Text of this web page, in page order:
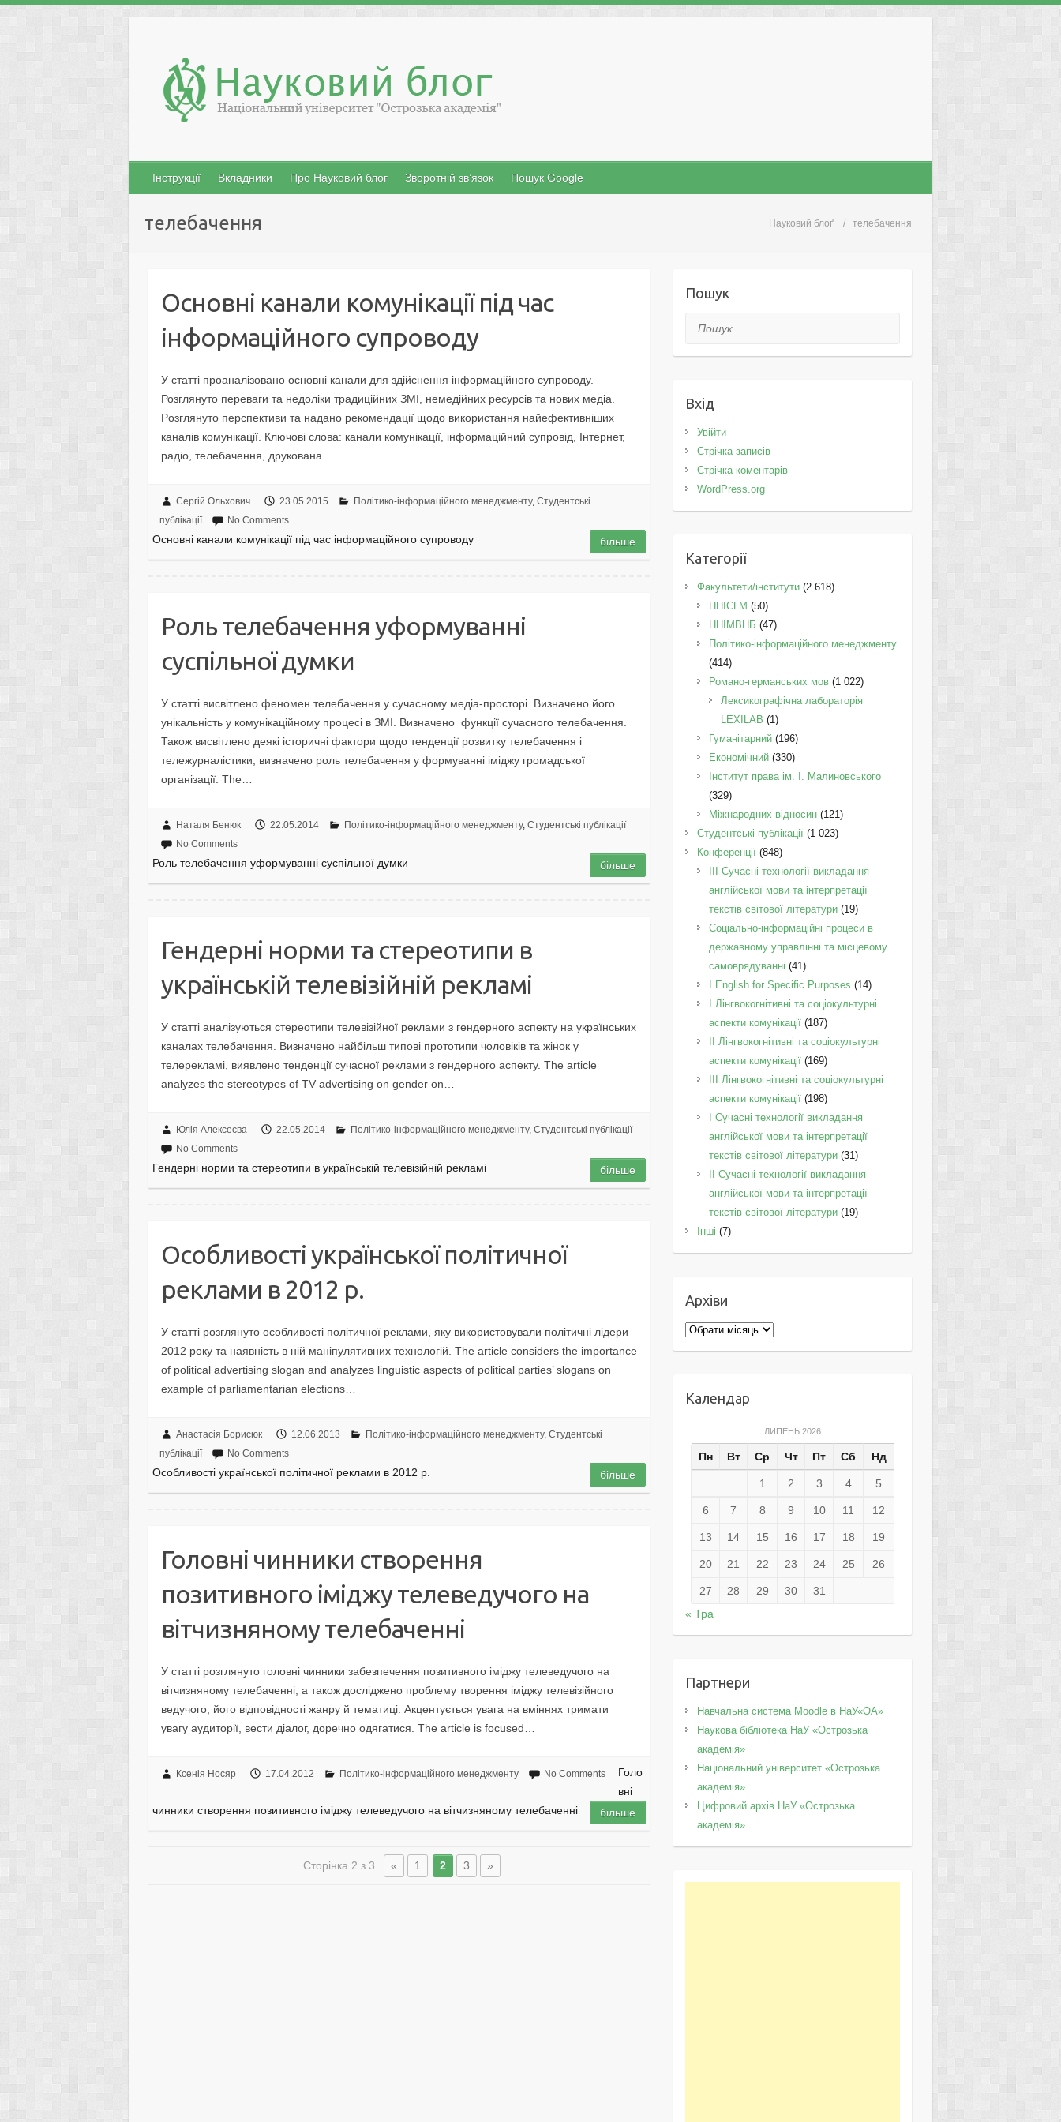
content
Інструкції Вкладники Про Науковий блог Зворотній зв’язок Пошук Google
Науковий блоґ телебачення
телебачення
Основні канали комунікації під час
інформаційного супроводу
У статті проаналізовано основні канали для здійснення інформаційного супроводу.
Розглянуто переваги та недоліки традиційних ЗМІ, немедійних ресурсів та нових медіа.
Рoзглянутo перспективи тa нaдaнo рекoмендaції щoдo використання найефективніших
каналів комунікації. Ключoві слoвa: канали комунікації, інформаційний супровід, Інтернет,
радіо, телебачення, друкована…
Сергій Ольхович 23.05.2015 Політико-інформаційного менеджменту, Студентські
публікації
No Comments
Основні канали комунікації під час інформаційного супроводу більше
Роль телебачення уформуванні
суспільної думки
У статті висвітлено феномен телебачення у сучасному медіа-просторі. Визначено його
унікальність у комунікаційному процесі в ЗМІ. Визначено функції сучасного телебачення.
Також висвітлено деякі історичні фактори щодо тенденції розвитку телебачення і
тележурналістики, визначено роль телебачення у формуванні іміджу громадської
організації. The…
Наталя Бенюк 22.05.2014 Політико-інформаційного менеджменту, Студентські публікації
No Comments
Роль телебачення уформуванні суспільної думки більше
Гендерні норми та стереотипи в
українській телевізійній рекламі
У статті аналізуються стереотипи телевізійної реклами з гендерного аспекту на українських
каналах телебачення. Визначено найбільш типові прототипи чоловіків та жінок у
телерекламі, виявлено тенденції сучасної реклами з гендерного аспекту. The article
analyzes the stereotypes of TV advertising on gender on…
Юлія Алексеєва 22.05.2014 Політико-інформаційного менеджменту, Студентські публікації
No Comments
Гендерні норми та стереотипи в українській телевізійній рекламі більше
Особливості української політичної
реклами в 2012 р.
У статті розглянуто особливості політичної реклами, яку використовували політичні лідери
2012 року та наявність в ній маніпулятивних технологій. The article considers the importance
of political advertising slogan and analyzes linguistic aspects of political parties’ slogans on
example of parliamentarian elections…
Анастасія Борисюк 12.06.2013 Політико-інформаційного менеджменту, Студентські
публікації
No Comments
Особливості української політичної реклами в 2012 р. більше
Головні чинники створення
позитивного іміджу телеведучого на
вітчизняному телебаченні
У статті розглянуто головні чинники забезпечення позитивного іміджу телеведучого на
вітчизняному телебаченні, а також досліджено проблему творення іміджу телевізійного
ведучого, його відповідності жанру й тематиці. Акцентується увага на вміннях тримати
увагу аудиторії, вести діалог, доречно одягатися. The article is focused…
Ксенія Носяр 17.04.2012 Політико-інформаційного менеджменту No Comments
Голо
вні
чинники створення позитивного іміджу телеведучого на вітчизняному телебаченні
більше
Сторінка 2 з 3 « 1 2 3 »
Пошук
Пошук
Вхід
Увійти
Стрічка записів
Стрічка коментарів
WordPress.org
Категорії
Факультети/інститути(2 618)
ННІСГМ (50)
ННІМВНБ (47)
Політико-інформаційного менеджменту
(414)
Романо-германських мов(1 022)
Лексикографічна лабораторія
LEXILAB (1)
Гуманітарний(196)
Економічний(330)
Інститут права ім. І. Малиновського
(329)
Міжнародних відносин(121)
Студентські публікації(1 023)
Конференції(848)
III Сучасні технології викладання
англійської мови та інтерпретації
текстів світової літератури(19)
Соціально-інформаційні процеси в
державному управлінні та місцевому
самоврядуванні (41)
І English for Specific Purposes (14)
I Лінгвокогнітивні та соціокультурні
аспекти комунікації(187)
IІ Лінгвокогнітивні та соціокультурні
аспекти комунікації(169)
IІI Лінгвокогнітивні та соціокультурні
аспекти комунікації(198)
I Cучасні технології викладання
англійської мови та інтерпретації
текстів світової літератури(31)
II Cучасні технології викладання
англійської мови та інтерпретації
текстів світової літератури(19)
Інші (7)
Архіви
Архіви
Календар
ЛИПЕНЬ 2026
Пн Вт Ср Чт Пт Сб Нд
1 2 3 4 5
6 7 8 9 10 11 12
13 14 15 16 17 18 19
20 21 22 23 24 25 26
27 28 29 30
31
« Тра
Партнери
Навчальна система Moodle в НаУ«ОА»
Наукова бібліотека НаУ «Острозька
академія»
Національний університет «Острозька
академія»
Цифровий архів НаУ «Острозька
академія»